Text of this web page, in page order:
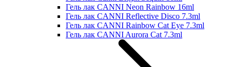
Гель лак CANNI Neon Rainbow 16ml
Гель лак CANNI Reflective Disco 7.3ml
Гель лак CANNI Rainbow Cat Eye 7.3ml
Гель лак CANNI Aurora Cat 7.3ml